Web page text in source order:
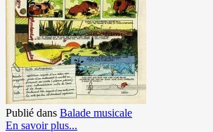
Publié dans Balade musicale
En savoir plus...